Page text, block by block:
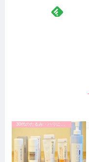
30代のたるみ・ハリにおすすめの美容クリーム